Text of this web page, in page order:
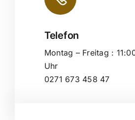
Telefon
Montag – Freitag :
Uhr
0271 673 458 47